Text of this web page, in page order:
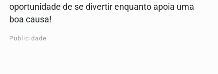
oportunidade de se divertir enquanto apoia uma
boa causa!
Publicidade